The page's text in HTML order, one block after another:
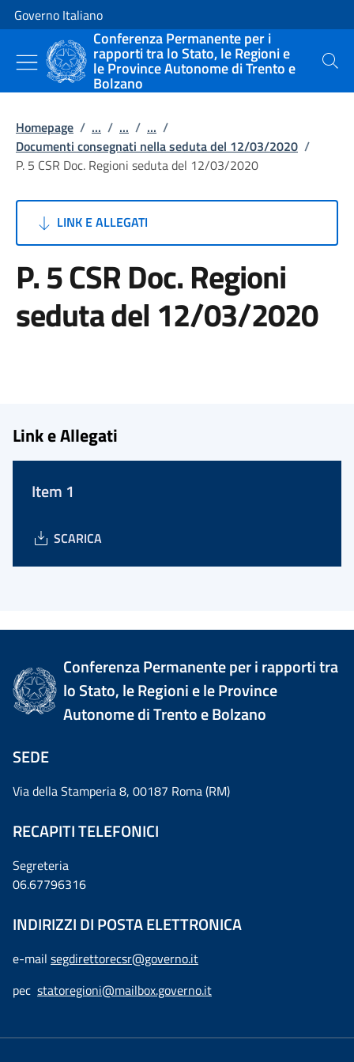
Vai al contenuto
Vai alla navigazione del sito
Governo Italiano
Conferenza Permanente per i
rapporti tra lo Stato, le Regioni e
le Province Autonome di Trento e
Bolzano
Cerca
Homepage / ... / ... / ... /
Documenti consegnati nella seduta del 12/03/2020 /
P. 5 CSR Doc. Regioni seduta del 12/03/2020
LINK E ALLEGATI
P. 5 CSR Doc. Regioni
seduta del 12/03/2020
Link e Allegati
Item 1
SCARICA
Conferenza Permanente per i rapporti tra
lo Stato, le Regioni e le Province
Autonome di Trento e Bolzano
SEDE
Via della Stamperia 8, 00187 Roma (RM)
RECAPITI TELEFONICI
Segreteria
06.67796316
INDIRIZZI DI POSTA ELETTRONICA
e-mail segdirettorecsr@governo.it
pec statoregioni@mailbox.governo.it